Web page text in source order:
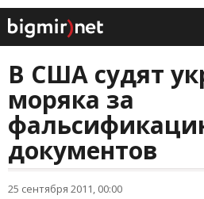
В США судят
моряка за
документов
25 сентября 2011, 00:00